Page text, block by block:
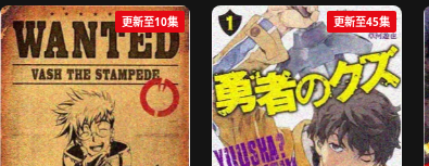
更新至10集 更新至45集